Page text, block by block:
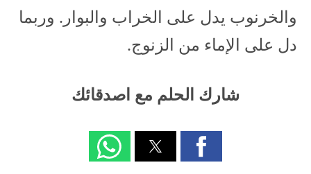
والخرنوب يدل على الخراب والبوار. وربما
دل على الإماء من الزنوج.
شارك الحلم مع اصدقائك